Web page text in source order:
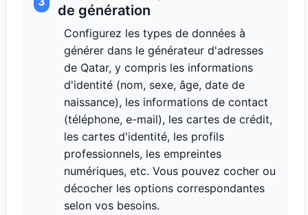
de génération
Configurez les types de données à
générer dans le générateur d'adresses
de Qatar, y compris les informations
d'identité (nom, sexe, âge, date de
naissance), les informations de contact
(téléphone, e-mail), les cartes de crédit,
les cartes d'identité, les profils
professionnels, les empreintes
numériques, etc. Vous pouvez cocher ou
décocher les options correspondantes
selon vos besoins.